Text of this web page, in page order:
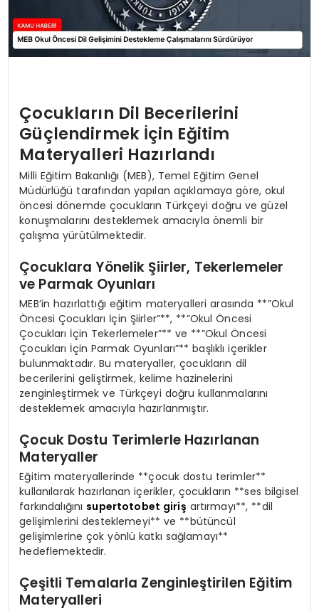
Çocukların Dil Becerilerini
Güçlendirmek İçin Eğitim
Materyalleri Hazırlandı
Milli Eğitim Bakanlığı (MEB), Temel Eğitim Genel
Müdürlüğü tarafından yapılan açıklamaya göre, okul
öncesi dönemde çocukların Türkçeyi doğru ve güzel
konuşmalarını desteklemek amacıyla önemli bir
çalışma yürütülmektedir.
Çocuklara Yönelik Şiirler, Tekerlemeler
ve Parmak Oyunları
MEB’in hazırlattığı eğitim materyalleri arasında **”Okul
Öncesi Çocukları İçin Şiirler”**, **”Okul Öncesi
Çocukları İçin Tekerlemeler”** ve **”Okul Öncesi
Çocukları İçin Parmak Oyunları”** başlıklı içerikler
bulunmaktadır. Bu materyaller, çocukların dil
becerilerini geliştirmek, kelime hazinelerini
zenginleştirmek ve Türkçeyi doğru kullanmalarını
desteklemek amacıyla hazırlanmıştır.
Çocuk Dostu Terimlerle Hazırlanan
Materyaller
Eğitim materyallerinde **çocuk dostu terimler**
kullanılarak hazırlanan içerikler, çocukların **ses bilgisel
farkındalığını supertotobet giriş artırmayı**, **dil
gelişimlerini desteklemeyi** ve **bütüncül
gelişimlerine çok yönlü katkı sağlamayı**
hedeflemektedir.
Çeşitli Temalarla Zenginleştirilen Eğitim
Materyalleri